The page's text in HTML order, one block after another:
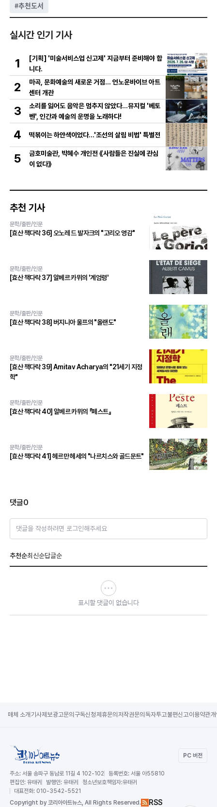
#추천도서
실시간 인기 기사
1
[기획] '미술서비스업 신고제' 지금부터 준비해야 합
니다.
2
마곡, 문화예술의 새로운 거점… 언노운바이브 아트
센터 개관
3
소리를 잃어도 음악은 멈추지 않았다…뮤지컬 '베토
벤', 인간과 예술의 운명을 노래하다!
4 떡볶이는 하얀색이었다...'조선의 살림 비법' 특별전
5
금호미술관, 박혜수 개인전 《사람들은 진실에 관심
이 없다》
추천 기사
문학/출판/인문
[효산 책다락 36] 오노레 드 발자크의 "고리오 영감"
문학/출판/인문
[효산 책다락 37] 알베르 카뮈의 '계엄령'
문학/출판/인문
[효산 책다락 38] 버지니아 울프의 "올랜도"
문학/출판/인문
[효산 책다락 39] Amitav Acharya의 "21세기 지정
학"
문학/출판/인문
[효산 책다락 40] 알베르 카뮈의 『페스트』
문학/출판/인문
[효산 책다락 41] 헤르만 헤세의 "나르치스와 골드문트"
댓글0
댓글을 작성하려면 로그인해주세요
추천순최신순답글순
표시할 댓글이 없습니다
매체 소개 기사제보광고문의 구독신청제휴문의 저작권문의 독자투고불편신고이용약관
PC 버전
주소: 서울 송파구 동남로 11길 4 102-102 등록번호: 서울 아55810
편집인: 유태귀 발행인: 유태귀 청소년보호책임자:유태귀
대표전화: 010-3542-5521
Copyright by 코리아아트뉴스, All Rights Reserved. RSS